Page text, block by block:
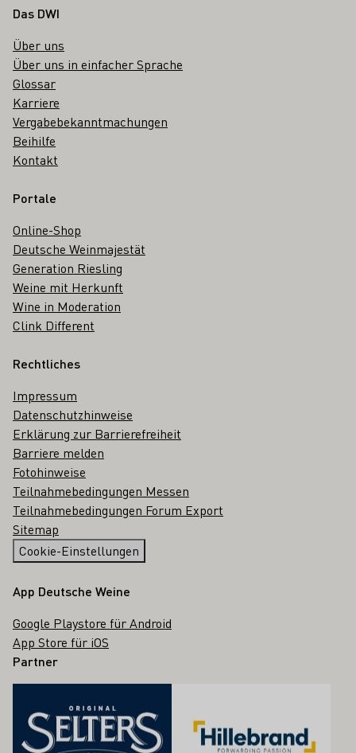
Fußbereich
Das DWI
Über uns
Über uns in einfacher Sprache
Glossar
Karriere
Vergabebekanntmachungen
Beihilfe
Kontakt
Portale
Online-Shop
Deutsche Weinmajestät
Generation Riesling
Weine mit Herkunft
Wine in Moderation
Clink Different
Rechtliches
Impressum
Datenschutzhinweise
Erklärung zur Barrierefreiheit
Barriere melden
Fotohinweise
Teilnahmebedingungen Messen
Teilnahmebedingungen Forum Export
Sitemap
Cookie-Einstellungen
App Deutsche Weine
Google Playstore für Android
App Store für iOS
Partner